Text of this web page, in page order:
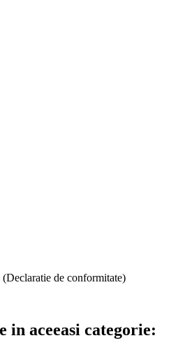
(Declaratie de conformitate)
in aceeasi categorie: